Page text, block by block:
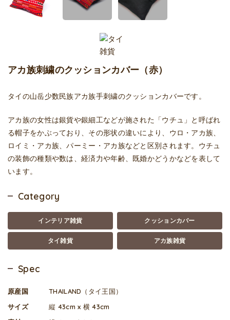
アカ族刺繍のクッションカバー（赤）
タイの山岳少数民族アカ族手刺繍のクッションカバーです。
アカ族の女性は銀貨や銀細工などが施された「ウチュ」と呼ばれ
る帽子をかぶっており、その形状の違いにより、ウロ・アカ族、
ロイミ・アカ族、パーミー・アカ族などと区別されます。ウチュ
の装飾の種類や数は、経済力や年齢、既婚かどうかなどを表して
います。
Category
インテリア雑貨 クッションカバー
タイ雑貨 アカ族雑貨
Spec
原産国
THAILAND（タイ王国）
サイズ
縦 43cm x 横 43cm